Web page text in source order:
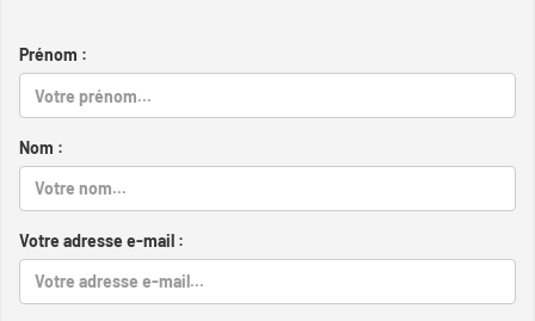
Prénom :
Nom :
Votre adresse e-mail :